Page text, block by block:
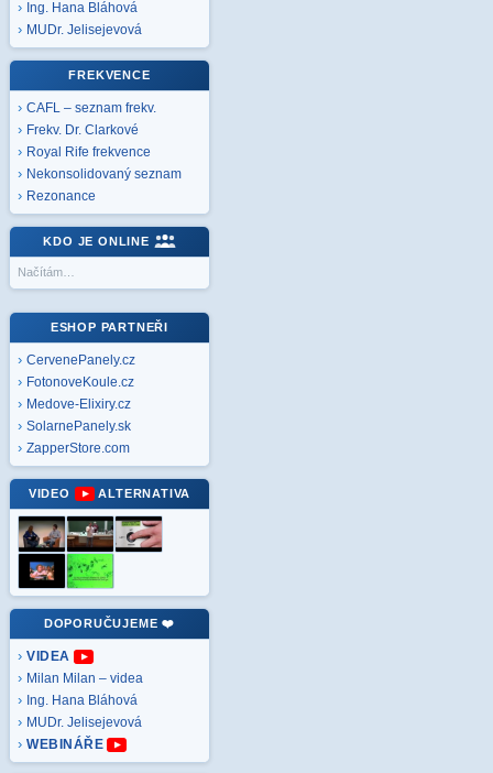
Ing. Hana Bláhová
MUDr. Jelisejevová
FREKVENCE
CAFL – seznam frekv.
Frekv. Dr. Clarkové
Royal Rife frekvence
Nekonsolidovaný seznam
Rezonance
KDO JE ONLINE
Načítám…
ESHOP PARTNEŘI
CervenePanely.cz
FotonoveKoule.cz
Medove-Elixiry.cz
SolarnePanely.sk
ZapperStore.com
VIDEO ALTERNATIVA
DOPORUČUJEME ❤️
VIDEA
Milan Milan – videa
Ing. Hana Bláhová
MUDr. Jelisejevová
WEBINÁŘE